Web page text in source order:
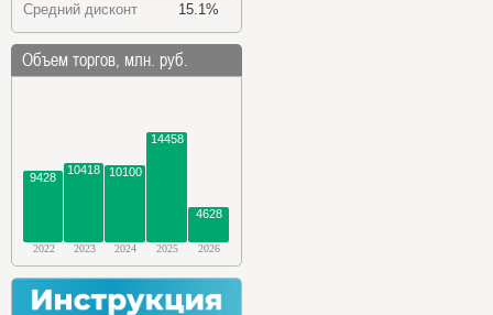
Средний дисконт
15.1%
Объем торгов, млн. руб.
9428
10418 10100
14458
4628
2022 2023 2024 2025 2026